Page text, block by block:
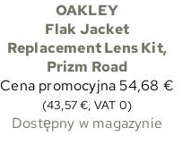
OAKLEY
Flak Jacket
Replacement Lens Kit,
Prizm Road
Cena promocyjna54,68 €
(43,57 €, VAT 0)
Dostępny w magazynie